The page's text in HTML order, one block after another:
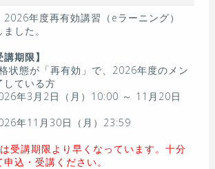
2026年度再有効講習（eラーニング）
した。
期限】
状態が「再有効」で、2026年度のメン
している方
年3月2日（月）10:00 ～ 11月20日
年11月30日（月）23:59
受講期限より早くなっています。十分
込・受講ください。